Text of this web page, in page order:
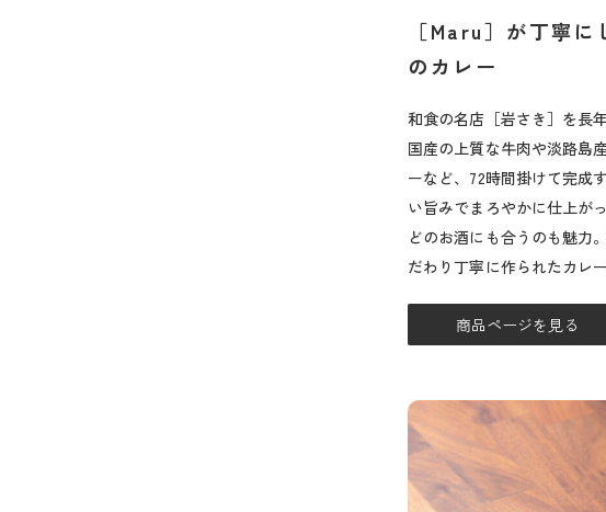
［Maru］が丁寧
のカレー
和食の名店［岩さき］を長
国産の上質な牛肉や淡路島
ーなど、72時間掛けて完成
い旨みでまろやかに仕上が
どのお酒にも合うのも魅力
だわり丁寧に作られたカレ
商品ページを見る